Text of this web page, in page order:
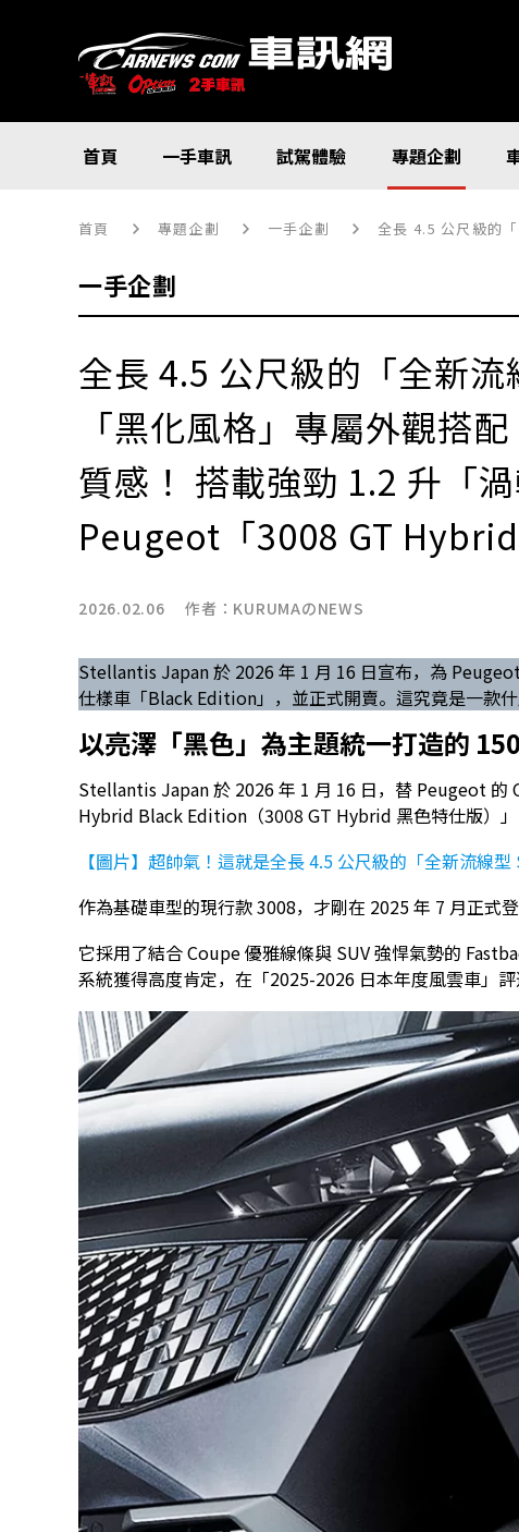
首頁 一手車訊 試駕體驗 專題企劃
首頁 專題企劃 一手企劃 全長 4.5 公尺級的「全新
一手企劃
全長 4.5 公尺級的「全新流
「黑化風格」專屬外觀搭
質感！ 搭載強勁 1.2 升「
Peugeot「3008 GT
2026.02.06 作者： KURUMAのNEWS
Stellantis Japan 於 2026 年 1 月 16 日宣布，為
仕樣車「Black Edition」，並正式開賣。這究竟是一款什
以亮澤「黑色」為主題統一打造的
Stellantis Japan 於 2026 年 1 月 16 日，替 Peugeot 的
Hybrid Black Edition（3008 GT Hybrid 黑色特仕版）」
【圖片】超帥氣！這就是全長 4.5 公尺級的「全新流線型
作為基礎車型的現行款 3008，才剛在 2025 年 7 月正式
它採用了結合 Coupe 優雅線條與 SUV 強悍氣勢的
系統獲得高度肯定，在「2025-2026 日本年度風雲車」